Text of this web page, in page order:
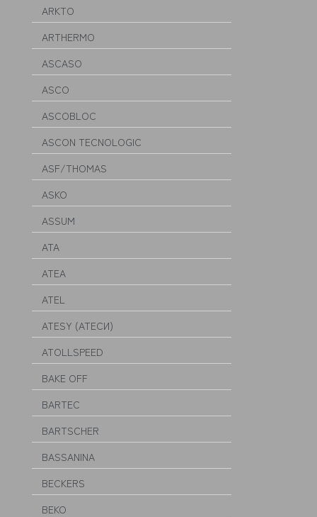
ARKTO
ARTHERMO
ASCASO
ASCO
ASCOBLOC
ASCON TECNOLOGIC
ASF/THOMAS
ASKO
ASSUM
ATA
ATEA
ATEL
ATESY (АТЕСИ)
ATOLLSPEED
BAKE OFF
BARTEC
BARTSCHER
BASSANINA
BECKERS
BEKO